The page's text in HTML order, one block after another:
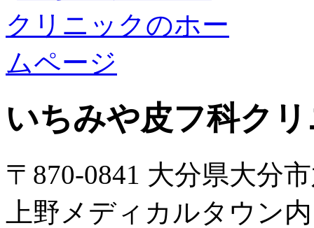
いちみや皮フ科ク
〒870-0841 大分県大分
上野メディカルタウン内